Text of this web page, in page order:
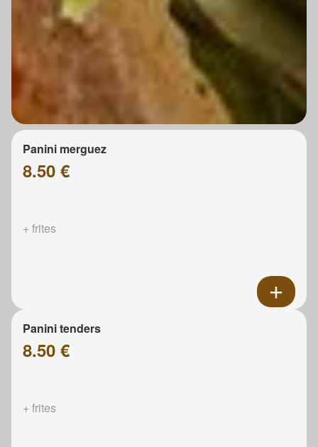
Panini merguez
8.50 €
+ frites
Panini tenders
8.50 €
+ frites